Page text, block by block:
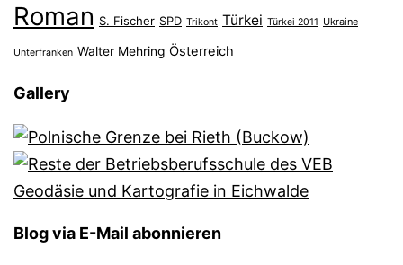
Roman S. Fischer SPD Trikont Türkei Türkei 2011 Ukraine
Unterfranken Walter Mehring Österreich
Gallery
Blog via E-Mail abonnieren